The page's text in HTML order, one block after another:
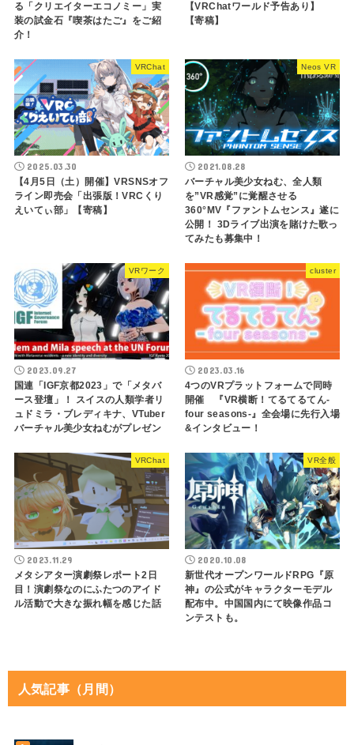
る「クリエイターエコノミー」実
装の試金石『喫茶はたご』をご紹
介！
【VRChatワールド予告あり】
【寄稿】
VRChat
2025.03.30
【4月5日（土）開催】VRSNSオフ
ライン即売会「出張版！VRCくり
えいてぃ部」【寄稿】
Neos VR
2021.08.28
​バーチャル美少女ねむ、全人類
を”VR感覚”に覚醒させる
360°MV『ファントムセンス』遂に
公開！ 3Dライブ出演を賭けた歌っ
てみたも募集中！
VRワーク
2023.09.27
国連「IGF京都2023」で「メタバ
ース登壇」！ スイスの人類学者リ
ュドミラ・ブレディキナ、VTuber
バーチャル美少女ねむがプレゼン
cluster
2023.03.16
4つのVRプラットフォームで同時
開催 『VR横断！てるてるてん-
four seasons-』全会場に先行入場
&インタビュー！
VRChat
2023.11.29
メタシアター演劇祭レポート2日
目！演劇祭なのにふたつのアイド
ル活動で大きな振れ幅を感じた話
VR全般
2020.10.08
新世代オープンワールドRPG『原
神』の公式がキャラクターモデル
配布中。中国国内にて映像作品コ
ンテストも。
人気記事（月間）